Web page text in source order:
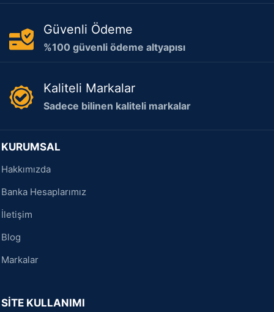
Güvenli Ödeme
%100 güvenli ödeme altyapısı
Kaliteli Markalar
Sadece bilinen kaliteli markalar
KURUMSAL
Hakkımızda
Banka Hesaplarımız
İletişim
Blog
Markalar
SİTE KULLANIMI